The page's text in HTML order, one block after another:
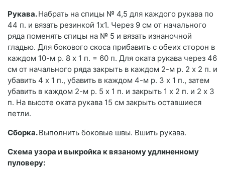
Рукава.Набрать на спицы № 4,5 для каждого рукава по
44 п. и вязать резинкой 1х1. Через 9 см от начального
ряда поменять спицы на № 5 и вязать изнаночной
гладью. Для бокового скоса прибавить с обеих сторон в
каждом 10-м р. 8 х 1 п. = 60 п. Для оката рукава через 46
см от начального ряда закрыть в каждом 2-м р. 2 х 2 п. и
убавить 4 x 1 п., убавить в каждом 4-м р. 3 х 1 п., затем
убавить в каждом 2-м р. 5 х 1 п. и закрыть 1 х 2 п. и 2 х 3
п. На высоте оката рукава 15 см закрыть оставшиеся
петли.
Сборка.Выполнить боковые швы. Вшить рукава.
Схема узора и выкройка к вязаному удлиненному
пуловеру: